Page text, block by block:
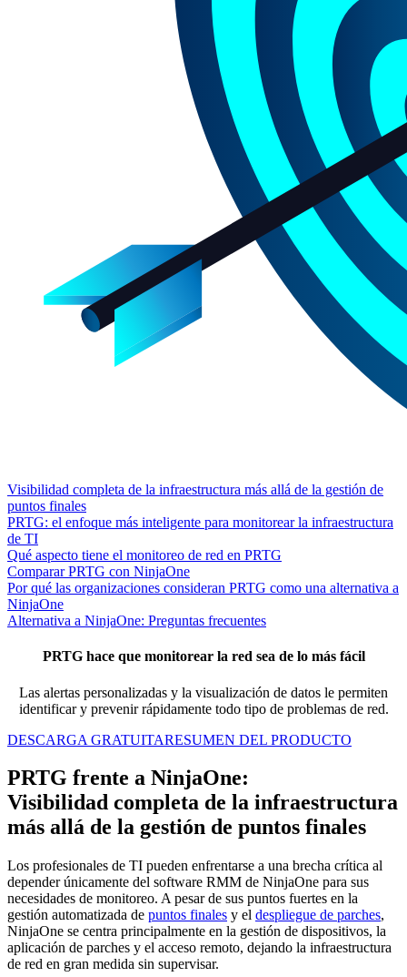
Visibilidad completa de la infraestructura más allá de la gestión de
puntos finales
PRTG: el enfoque más inteligente para monitorear la infraestructura
de TI
Qué aspecto tiene el monitoreo de red en PRTG
Comparar PRTG con NinjaOne
Por qué las organizaciones consideran PRTG como una alternativa a
NinjaOne
Alternativa a NinjaOne: Preguntas frecuentes
PRTG hace que monitorear la red sea de lo más fácil
Las alertas personalizadas y la visualización de datos le permiten
identificar y prevenir rápidamente todo tipo de problemas de red.
DESCARGA GRATUITARESUMEN DEL PRODUCTO
PRTG frente a NinjaOne:
Visibilidad completa de la infraestructura
más allá de la gestión de puntos finales
Los profesionales de TI pueden enfrentarse a una brecha crítica al
depender únicamente del software RMM de NinjaOne para sus
necesidades de monitoreo. A pesar de sus puntos fuertes en la
gestión automatizada de puntos finales y el despliegue de parches,
NinjaOne se centra principalmente en la gestión de dispositivos, la
aplicación de parches y el acceso remoto, dejando la infraestructura
de red en gran medida sin supervisar.